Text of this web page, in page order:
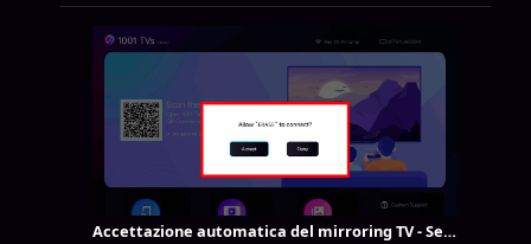
Screen Mirroring) For landscape mirroring, there's also a
way to significantly reduce the black bars. Follow the steps
below to make your content truly full screen and fully
immersive. For Portrait Mirroring Step 1. On your TV,
open the 1001 TVs App and Go to “Setting”. Step 2. Select
“Portrait display mode”. Step 3. Simply select the mode
you prefer...
Accettazione automatica del mirroring TV - Senza popup